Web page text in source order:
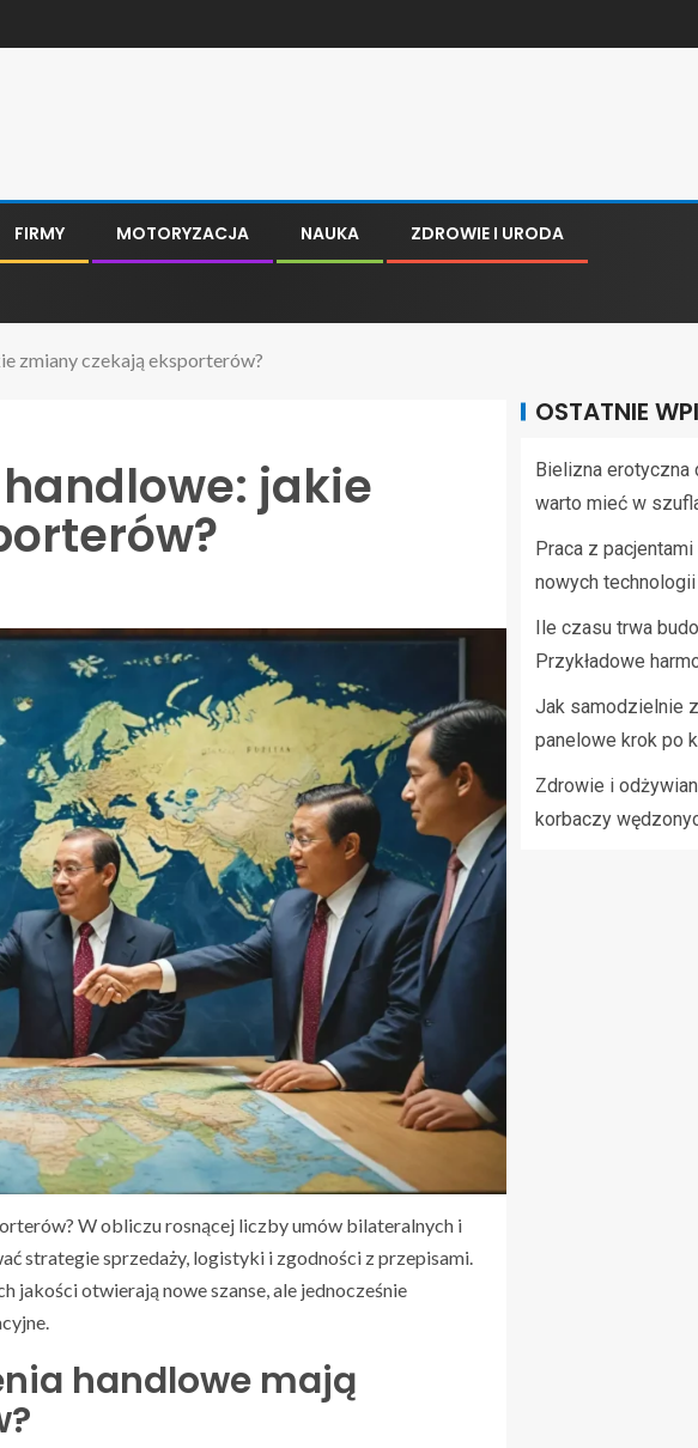
FIRMY MOTORYZACJA NAUKA ZDROWIE I URODA
zmiany czekają eksporterów?
jakie
W obliczu rosnącej liczby umów bilateralnych i
strategie sprzedaży, logistyki i zgodności z przepisami.
jakości otwierają nowe szanse, ale jednocześnie
handlowe mają
OSTATNIE
Bielizna erotyczna
warto mieć w
Praca z
nowych technologii
Ile czasu trwa
Przykładowe
Jak samodzielnie
panelowe krok po
Zdrowie i
korbaczy